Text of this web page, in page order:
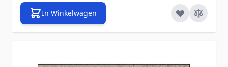
In Winkelwagen